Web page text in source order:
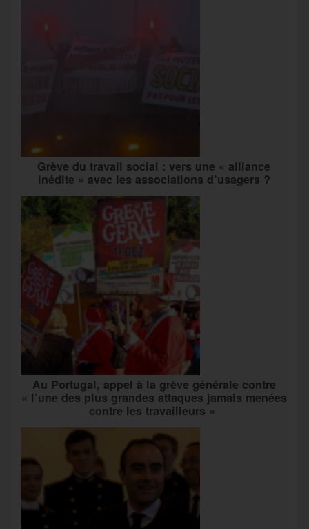
Grève du travail social : vers une « alliance
inédite » avec les associations d’usagers ?
Au Portugal, appel à la grève générale contre
« l’une des plus grandes attaques jamais menées
contre les travailleurs »